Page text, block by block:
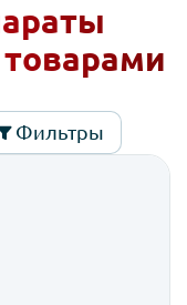
Фильтры